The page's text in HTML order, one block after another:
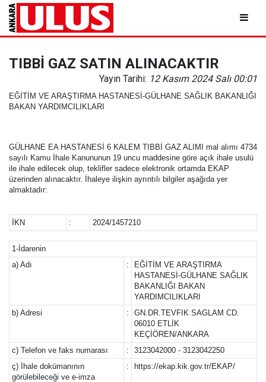
TIBBİ GAZ SATIN ALINACAKTIR
Yayın Tarihi: 12 Kasım 2024 Salı 00:01
EĞİTİM VE ARAŞTIRMA HASTANESİ-GÜLHANE SAĞLIK BAKANLIĞI
BAKAN YARDIMCILIKLARI
GÜLHANE EA HASTANESİ 6 KALEM TIBBİ GAZ ALIMI mal alımı 4734
sayılı Kamu İhale Kanununun 19 uncu maddesine göre açık ihale usulü
ile ihale edilecek olup, teklifler sadece elektronik ortamda EKAP
üzerinden alınacaktır. İhaleye ilişkin ayrıntılı bilgiler aşağıda yer
almaktadır:
İKN : 2024/1457210
1-İdarenin
a) Adı
:
EĞİTİM VE ARAŞTIRMA
HASTANESİ-GÜLHANE SAĞLIK
BAKANLIĞI BAKAN
YARDIMCILIKLARI
b) Adresi
:
GN.DR.TEVFIK SAGLAM CD.
06010 ETLİK
KEÇİÖREN/ANKARA
c) Telefon ve faks numarası
:
3123042000 - 3123042250
ç) İhale dokümanının
görülebileceği ve e-imza
: https://ekap.kik.gov.tr/EKAP/